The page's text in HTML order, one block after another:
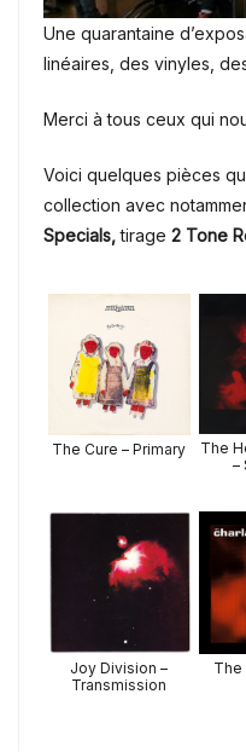
Une quarantaine
linéaires, des vinyles,
Merci à tous ceux qui
Voici quelques pièces
collection avec
Specials,tirage 2 Tone
The Cure – Primary
The
–
Joy Division –
Transmission
The